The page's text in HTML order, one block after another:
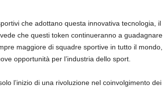
che adottano questa innovativa tecnologia, il
che questi token continueranno a guadagnare
maggiore di squadre sportive in tutto il mondo,
opportunità per l’industria dello sport.
l’inizio di una rivoluzione nel coinvolgimento dei